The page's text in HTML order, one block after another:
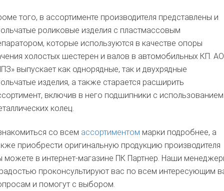
того, в ассортименте производителя представлены и
роликовые изделия с пластмассовым
которые используются в качестве опоры
холостых шестерен и валов в автомобильных КП. АО
выпускает как однорядные, так и двухрядные
изделия, а также старается расширить
включив в него подшипники с использованием
колец.
со всем ассортиментом марки подробнее, а
приобрести оригинальную продукцию производителя
можете в интернет-магазине ПК Партнер. Наши
проконсультируют вас по всем интересующим
и помогут с выбором.